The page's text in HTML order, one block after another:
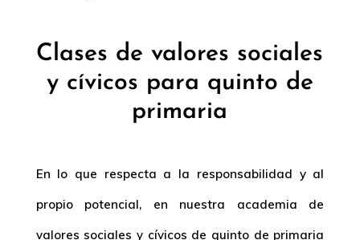
Clases de valores sociales
y cívicos para quinto de
primaria
En lo que respecta a la responsabilidad y al
propio potencial, en nuestra academia de
valores sociales y cívicos de quinto de primaria